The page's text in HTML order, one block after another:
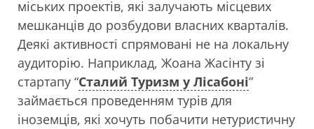
міських проектів, які залучають місцевих
мешканців до розбудови власних кварталів.
Деякі активності спрямовані не на локальну
аудиторію. Наприклад, Жоана Жасінту зі
стартапу “Сталий Туризм у Лісабоні”
займається проведенням турів для
іноземців, які хочуть побачити нетуристичну